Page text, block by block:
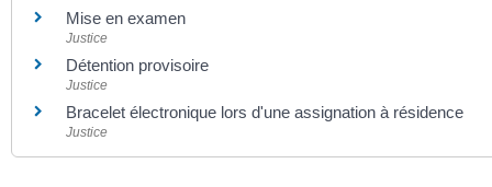
Mise en examen
Justice
Détention provisoire
Justice
Bracelet électronique lors d'une assignation à résidence
Justice